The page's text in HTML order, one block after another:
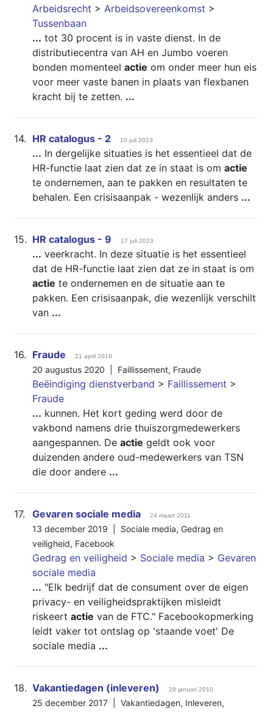
Arbeidsrecht > Arbeidsovereenkomst >
Tussenbaan
... tot 30 procent is in vaste dienst. In de
distributiecentra van AH en Jumbo voeren
bonden momenteel actie om onder meer hun eis
voor meer vaste banen in plaats van flexbanen
kracht bij te zetten. ...
14. HR catalogus - 2 10 juli 2023
... In dergelijke situaties is het essentieel dat de
HR-functie laat zien dat ze in staat is om actie
te ondernemen, aan te pakken en resultaten te
behalen. Een crisisaanpak - wezenlijk anders ...
15. HR catalogus - 9 17 juli 2023
... veerkracht. In deze situatie is het essentieel
dat de HR-functie laat zien dat ze in staat is om
actie te ondernemen en de situatie aan te
pakken. Een crisisaanpak, die wezenlijk verschilt
van ...
16. Fraude 21 april 2019
20 augustus 2020 | Faillissement, Fraude
Beëindiging dienstverband > Faillissement >
Fraude
... kunnen. Het kort geding werd door de
vakbond namens drie thuiszorgmedewerkers
aangespannen. De actie geldt ook voor
duizenden andere oud-medewerkers van TSN
die door andere ...
17. Gevaren sociale media 24 maart 2011
13 december 2019 | Sociale media, Gedrag en
veiligheid, Facebook
Gedrag en veiligheid > Sociale media > Gevaren
sociale media
... "Elk bedrijf dat de consument over de eigen
privacy- en veiligheidspraktijken misleidt
riskeert actie van de FTC." Facebookopmerking
leidt vaker tot ontslag op 'staande voet' De
sociale media ...
18. Vakantiedagen (inleveren) 28 januari 2010
25 december 2017 | Vakantiedagen, Inleveren,